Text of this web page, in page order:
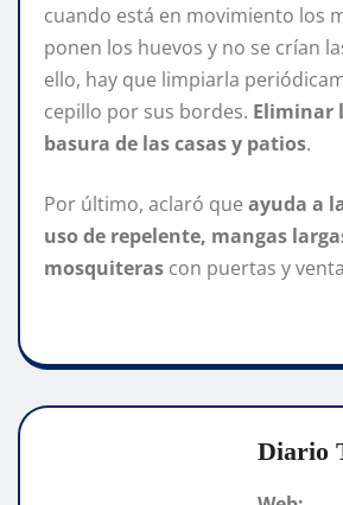
cuando está en movimiento los
ponen los huevos y no se crían
ello, hay que limpiarla
cepillo por sus bordes. Eliminar
basura de las casas y patios.
Por último, aclaró que ayuda a
uso de repelente, mangas
mosquiteras con puertas y
Diario